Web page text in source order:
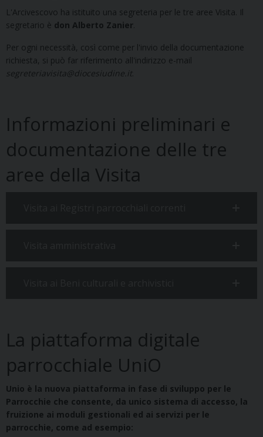
L'Arcivescovo ha istituito una segreteria per le tre aree Visita. Il
segretario è don Alberto Zanier
Per ogni necessità, così come per l'invio della documentazione
richiesta, si può far riferimento all'indirizzo e-mail
segreteriavisita@diocesiudine.it
Informazioni preliminari e
documentazione delle tre
aree della Visita
La piattaforma digitale
parrocchiale UniO
Unio è la nuova piattaforma in fase di sviluppo per le
Parrocchie che consente, da unico sistema di accesso, la
fruizione ai moduli gestionali ed ai servizi per le
parrocchie, come ad esempio: